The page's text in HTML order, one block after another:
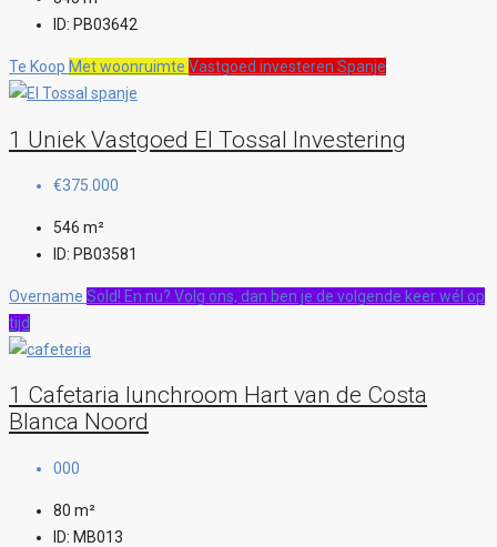
ID: PB03642
Te Koop Met woonruimte Vastgoed investeren Spanje
1 Uniek Vastgoed El Tossal Investering
€375.000
546 m²
ID: PB03581
Overname Sold! En nu? Volg ons, dan ben je de volgende keer wél op
tijd
1 Cafetaria lunchroom Hart van de Costa
Blanca Noord
000
80 m²
ID: MB013